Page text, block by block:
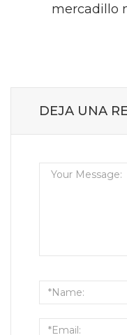
mercadillo
DEJA UNA